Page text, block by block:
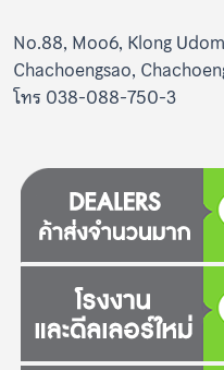
No.88, Moo6, Klong
Chachoengsao,
โทร 038-088-750-3